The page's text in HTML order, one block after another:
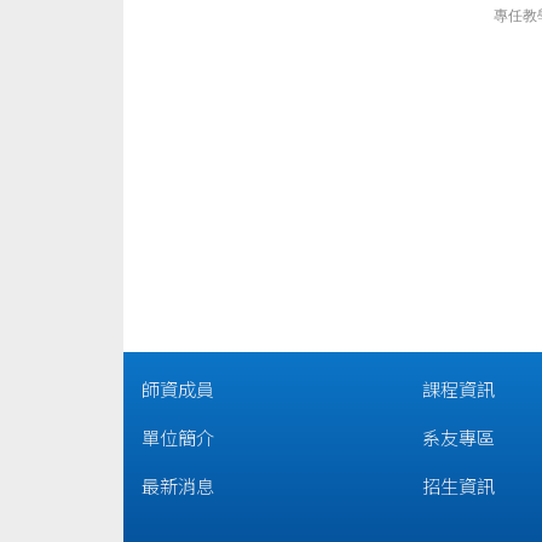
專任教
師資成員
單位簡介
最新消息
課程資訊
系友專區
招生資訊